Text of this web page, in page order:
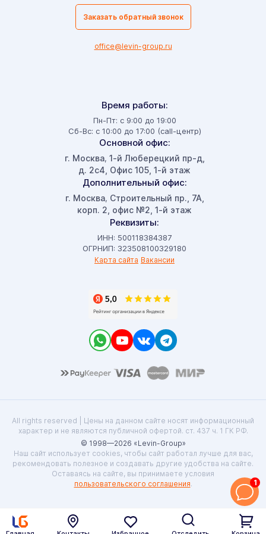
Время работы:
Пн-Пт: с 9:00 до 19:00
Сб-Вс: с 10:00 до 17:00 (call-центр)
Основной офис:
г. Москва, 1-й Люберецкий пр-д,
д. 2с4, Офис 105, 1-й этаж
Дополнительный офис:
г. Москва, Строительный пр., 7А,
корп. 2, офис №2, 1-й этаж
Реквизиты:
ИНН: 500118384387
ОГРНИП: 323508100329180
Карта сайта Вакансии
Заказать обратный звонок
office@levin-group.ru
All rights reserved | Цены на данном сайте носят информационный
характер и не являются публичной офертой. ст. 437 ч. 1 ГК РФ.
© 1998—2026 «Levin-Group»
Наш сайт использует cookies, чтобы сайт работал лучше для вас,
рекомендовать полезное и создавать другие удобства на сайте.
Оставаясь на сайте, вы принимаете условия
пользовательского соглашения. 1